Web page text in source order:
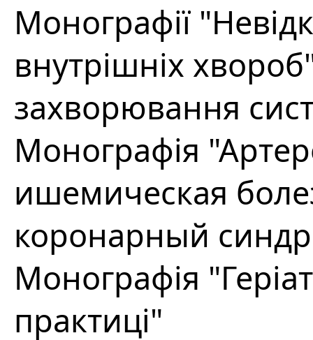
Монографії
внутрішніх
захворювання
Монографія
ишемическая
коронарный
Монографія
практиці"